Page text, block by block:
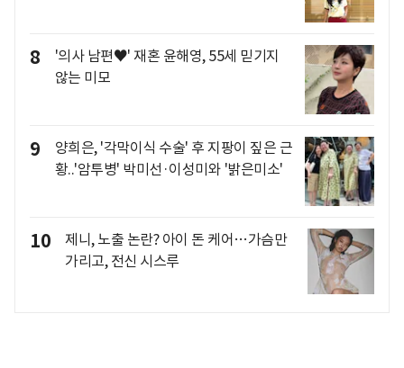
8
'의사 남편♥' 재혼 윤해영, 55세 믿기지
않는 미모
9
양희은, '각막이식 수술' 후 지팡이 짚은 근
황..'암투병' 박미선·이성미와 '밝은미소'
10
제니, 노출 논란? 아이 돈 케어…가슴만
가리고, 전신 시스루